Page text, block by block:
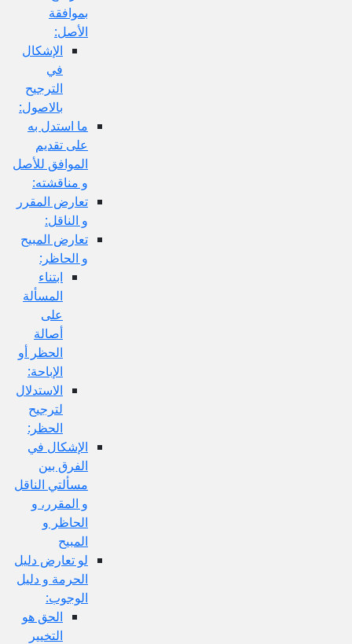
بموافقة
الإشكال
الترجيح
بالاصول:
ما استدل به
على تقديم
الموافق للأصل
و مناقشته:
تعارض المقرر
و الناقل:
تعارض المبيح
و الحاظر:
ابتناء
المسألة
الحظر أو
الإباحة:
الاستدلال
لترجيح
الحظر:
الإشكال في
الفرق بين
مسألتي الناقل
و المقرر، و
الحاظر و
لو تعارض دليل
الحرمة و دليل
الوجوب:
الحق هو